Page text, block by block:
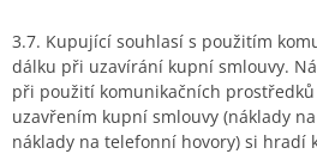
3.7. Kupující souhlasí s použitím
dálku při uzavírání kupní smlouvy.
při použití komunikačních
uzavřením kupní smlouvy (náklady
náklady na telefonní hovory) si hradí